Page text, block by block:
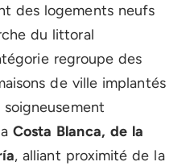
des logements neufs
du littoral
regroupe des
de ville implantés
Costa Blanca, de la
, alliant proximité de la